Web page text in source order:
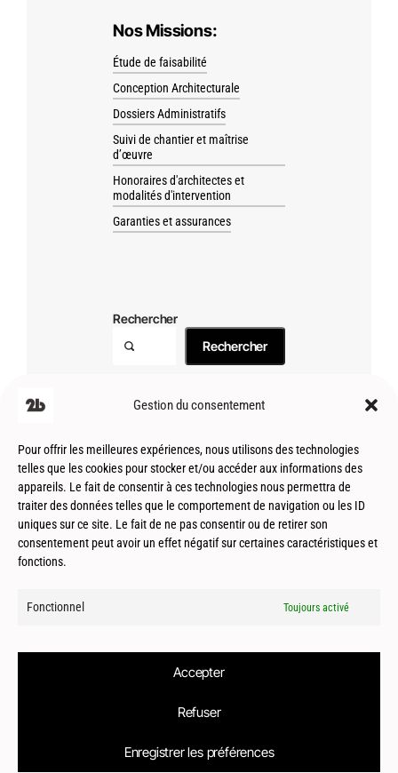
Gestion du consentement
Pour offrir les meilleures expériences, nous utilisons des technologies
telles que les cookies pour stocker et/ou accéder aux informations des
appareils. Le fait de consentir à ces technologies nous permettra de
traiter des données telles que le comportement de navigation ou les ID
uniques sur ce site. Le fait de ne pas consentir ou de retirer son
consentement peut avoir un effet négatif sur certaines caractéristiques et
fonctions.
Fonctionnel Toujours activé
Accepter
Refuser
Enregistrer les préférences
Nos Missions:
Étude de faisabilité
Conception Architecturale
Dossiers Administratifs
Suivi de chantier et maîtrise
d’œuvre
Honoraires d'architectes et
modalités d'intervention
Garanties et assurances
Rechercher
Rechercher
Le2bis Atelier | Architecte Toulouse-Montpellier-Biarritz